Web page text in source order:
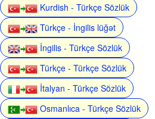
Kurdish - Türkçe Sözlük
Türkçe - İngilis lüğət
İngilis - Türkçe Sözlük
Türkçe - Türkçe Sözlük
İtalyan - Türkçe Sözlük
Osmanlıca - Türkçe Sözlük